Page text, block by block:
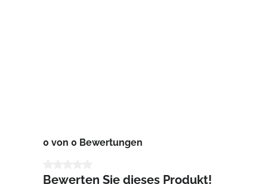
0 von 0 Bewertungen
Bewerten Sie dieses Produkt!